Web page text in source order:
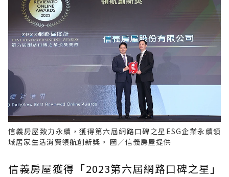
信義房屋致力永續，獲得第六屆網路口碑之星ESG企業永續領
域居家生活消費領航創新獎。 圖／信義房屋提供
信義房屋獲得「2023第六屆網路口碑之星」